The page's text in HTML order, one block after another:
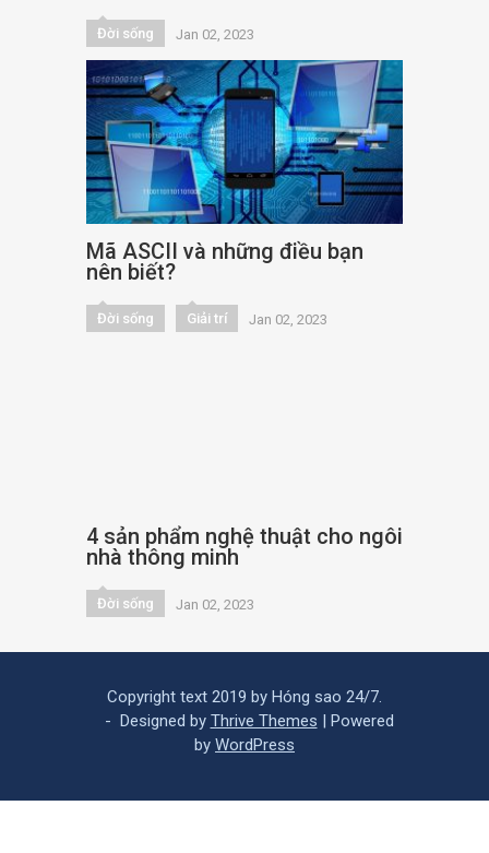
Đời sống Jan 02, 2023
Mã ASCII và những điều bạn
nên biết?
Đời sống Giải trí Jan 02, 2023
4 sản phẩm nghệ thuật cho ngôi
nhà thông minh
Đời sống Jan 02, 2023
Copyright text 2019 by Hóng sao 24/7.
- Designed by Thrive Themes | Powered
by WordPress